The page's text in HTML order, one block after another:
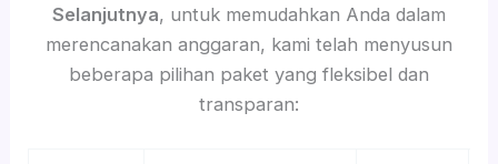
Selanjutnya, untuk memudahkan Anda dalam
merencanakan anggaran, kami telah menyusun
beberapa pilihan paket yang fleksibel dan
transparan: